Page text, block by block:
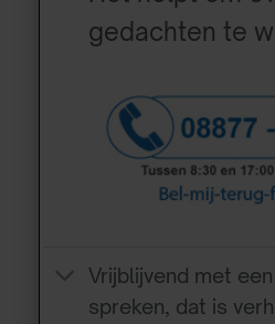
gedachten te
Vrijblijvend met
spreken, dat is